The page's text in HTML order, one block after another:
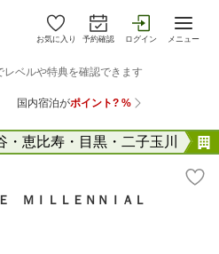
お気に入り 予約確認 ログイン メニュー
・恵比寿・目黒・二子玉川
ＭＩＬＬＥＮＮＩＡＬ